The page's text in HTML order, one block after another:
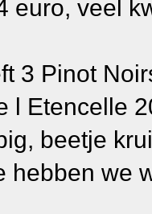
euro, veel
3 Pinot
l Etencelle
beetje
hebben we